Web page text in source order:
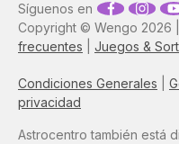
Copyright © Wengo 2026 |
frecuentes
Juegos &
Condiciones Generales
privacidad
Síguenos en
Astrocentro también está